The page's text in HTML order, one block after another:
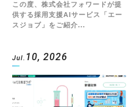
この度、株式会社フォワードが提
供する採用支援AIサービス「エー
スジョブ」をご紹介...
Jul. 10, 2026